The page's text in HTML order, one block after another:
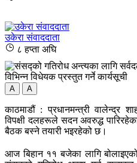
उकेरा संवाददाता
८ हप्ता अघि
A A
काठमाडौं : प्रधानमन्त्री वालेन्द्र
विपक्षी दलहरूले सदन अवरुद्ध
बैठक बस्ने तयारी भइरहेको छ।
आज बिहान ११ बजेका लागि